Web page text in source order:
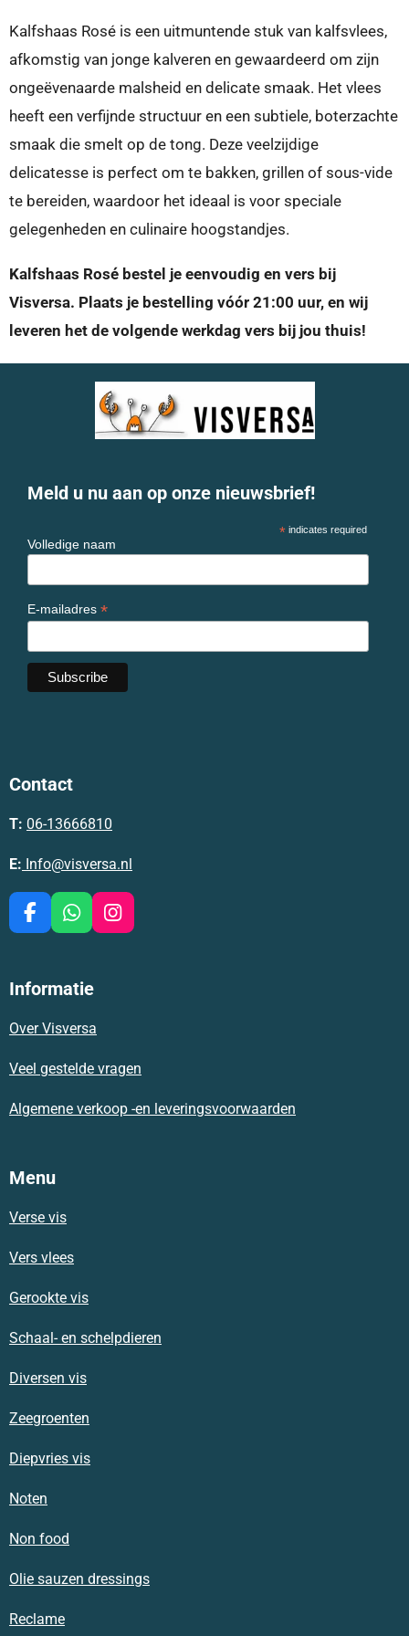
n
e
n
Kalfshaas Rosé is een uitmuntende stuk van kalfsvlees,
afkomstig van jonge kalveren en gewaardeerd om zijn
ongeëvenaarde malsheid en delicate smaak. Het vlees
heeft een verfijnde structuur en een subtiele, boterzachte
smaak die smelt op de tong. Deze veelzijdige
delicatesse is perfect om te bakken, grillen of sous-vide
te bereiden, waardoor het ideaal is voor speciale
gelegenheden en culinaire hoogstandjes.
Kalfshaas Rosé bestel je eenvoudig en vers bij
Visversa. Plaats je bestelling vóór 21:00 uur, en wij
leveren het de volgende werkdag vers bij jou thuis!
Meld u nu aan op onze nieuwsbrief!
* indicates required
Volledige naam
E-mailadres *
Contact
T: 06-13666810
E: Info@visversa.nl
F
a
b
o
W
h
s
p
I
n
m
Informatie
Over Visversa
Veel gestelde vragen
Algemene verkoop -en leveringsvoorwaarden
Menu
Verse vis
Vers vlees
Gerookte vis
Schaal- en schelpdieren
Diversen vis
Zeegroenten
Diepvries vis
Noten
Non food
Olie sauzen dressings
Reclame